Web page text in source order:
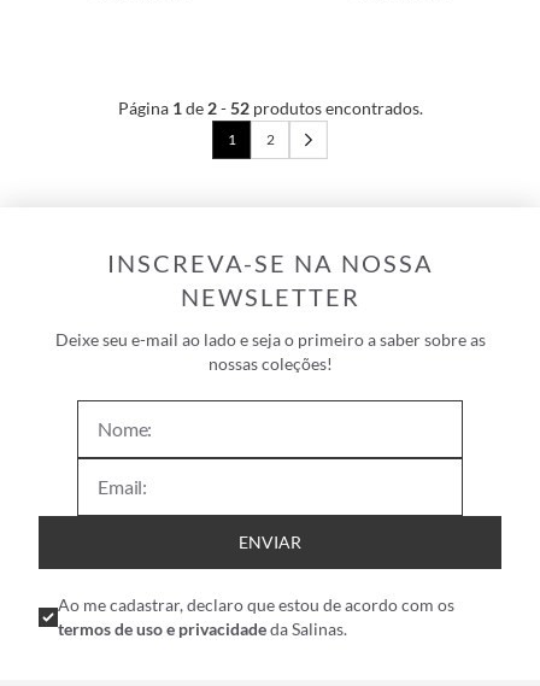
Página 1de 2-52produtos encontrados.
1 2
INSCREVA-SE NA NOSSA
NEWSLETTER
Deixe seu e-mail ao lado e seja o primeiro a saber sobre as
nossas coleções!
ENVIAR
Ao me cadastrar, declaro que estou de acordo com os
termos de uso e privacidadeda Salinas.